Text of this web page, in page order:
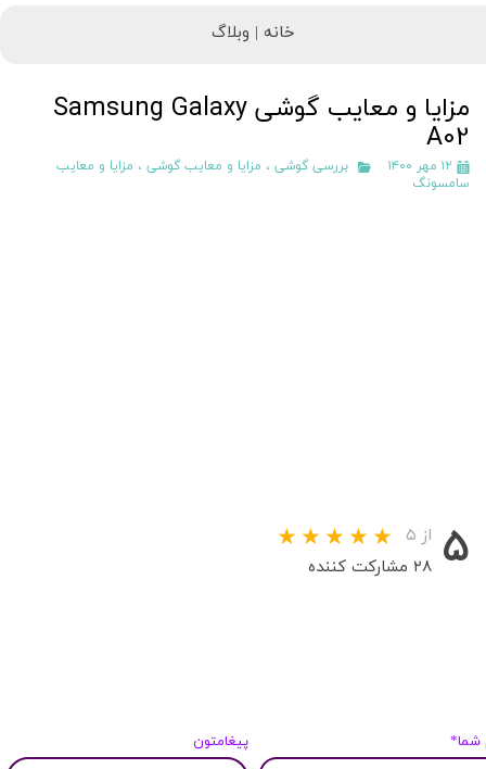
خانه | وبلاگ
مزایا و معایب گوشی Samsung Galaxy
A02
۱۲ مهر ۱۴۰۰ بررسی گوشی ، مزایا و معایب گوشی ، مزایا و معایب
سامسونگ
۵ از ۵
۲۸ مشارکت کننده
شما* پیغامتون